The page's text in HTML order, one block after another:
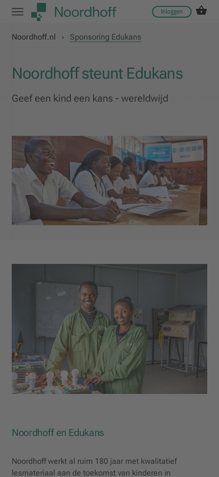
Inloggen
Noordhoff.nl › Sponsoring Edukans
Noordhoff steunt Edukans
Geef een kind een kans - wereldwijd
Noordhoff en Edukans
Noordhoff werkt al ruim 180 jaar met kwalitatief
lesmateriaal aan de toekomst van kinderen in